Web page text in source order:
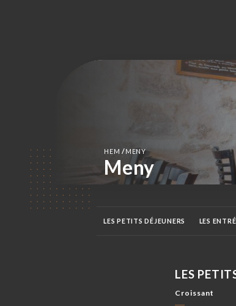
HEM/ MENY
Meny
LES PETITS DÉJEUNERS LES
LES VINS LES
LES
Croissant